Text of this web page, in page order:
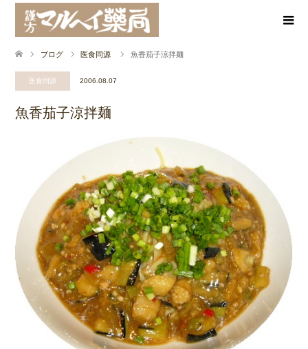
ブログ 医食同源 魚香茄子涼拌麺
医食同源 2006.08.07
魚香茄子涼拌麺